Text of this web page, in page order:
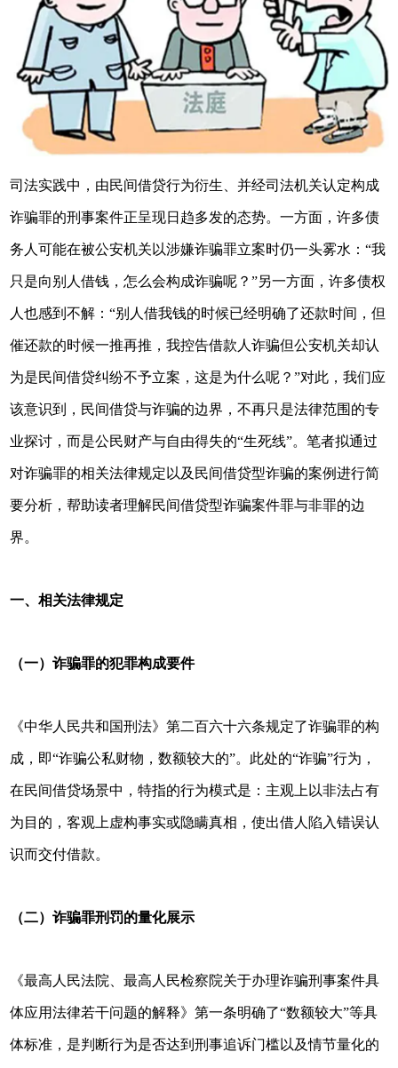
司法实践中，由民间借贷行为衍生、并经司法机关认定构成
诈骗罪的刑事案件正呈现日趋多发的态势。一方面，许多债
务人可能在被公安机关以涉嫌诈骗罪立案时仍一头雾水：“我
只是向别人借钱，怎么会构成诈骗呢？”另一方面，许多债权
人也感到不解：“别人借我钱的时候已经明确了还款时间，但
催还款的时候一推再推，我控告借款人诈骗但公安机关却认
为是民间借贷纠纷不予立案，这是为什么呢？”对此，我们应
该意识到，民间借贷与诈骗的边界，不再只是法律范围的专
业探讨，而是公民财产与自由得失的“生死线”。笔者拟通过
对诈骗罪的相关法律规定以及民间借贷型诈骗的案例进行简
要分析，帮助读者理解民间借贷型诈骗案件罪与非罪的边
界。
一、相关法律规定
（一）诈骗罪的犯罪构成要件
《中华人民共和国刑法》第二百六十六条规定了诈骗罪的构
成，即“诈骗公私财物，数额较大的”。此处的“诈骗”行为，
在民间借贷场景中，特指的行为模式是：主观上以非法占有
为目的，客观上虚构事实或隐瞒真相，使出借人陷入错误认
识而交付借款。
（二）诈骗罪刑罚的量化展示
《最高人民法院、最高人民检察院关于办理诈骗刑事案件具
体应用法律若干问题的解释》第一条明确了“数额较大”等具
体标准，是判断行为是否达到刑事追诉门槛以及情节量化的